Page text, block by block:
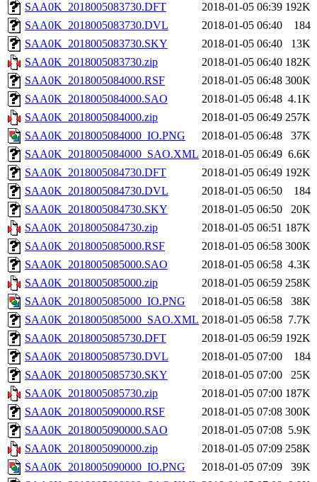
SAA0K_2018005083730.DFT
2018-01-05 06:39 192K
SAA0K_2018005083730.DVL
2018-01-05 06:40
184
SAA0K_2018005083730.SKY
2018-01-05 06:40
13K
SAA0K_2018005083730.zip
2018-01-05 06:40 182K
SAA0K_2018005084000.RSF
2018-01-05 06:48 300K
SAA0K_2018005084000.SAO
2018-01-05 06:48 4.1K
SAA0K_2018005084000.zip
2018-01-05 06:49 257K
SAA0K_2018005084000_IO.PNG
2018-01-05 06:48
37K
SAA0K_2018005084000_SAO.XML 2018-01-05 06:49 6.6K
SAA0K_2018005084730.DFT
2018-01-05 06:49 192K
SAA0K_2018005084730.DVL
2018-01-05 06:50
184
SAA0K_2018005084730.SKY
2018-01-05 06:50
20K
SAA0K_2018005084730.zip
2018-01-05 06:51 187K
SAA0K_2018005085000.RSF
2018-01-05 06:58 300K
SAA0K_2018005085000.SAO
2018-01-05 06:58 4.3K
SAA0K_2018005085000.zip
2018-01-05 06:59 258K
SAA0K_2018005085000_IO.PNG
2018-01-05 06:58
38K
SAA0K_2018005085000_SAO.XML 2018-01-05 06:58 7.7K
SAA0K_2018005085730.DFT
2018-01-05 06:59 192K
SAA0K_2018005085730.DVL
2018-01-05 07:00
184
SAA0K_2018005085730.SKY
2018-01-05 07:00
25K
SAA0K_2018005085730.zip
2018-01-05 07:00 187K
SAA0K_2018005090000.RSF
2018-01-05 07:08 300K
SAA0K_2018005090000.SAO
2018-01-05 07:08 5.9K
SAA0K_2018005090000.zip
2018-01-05 07:09 258K
SAA0K_2018005090000_IO.PNG
2018-01-05 07:09
39K